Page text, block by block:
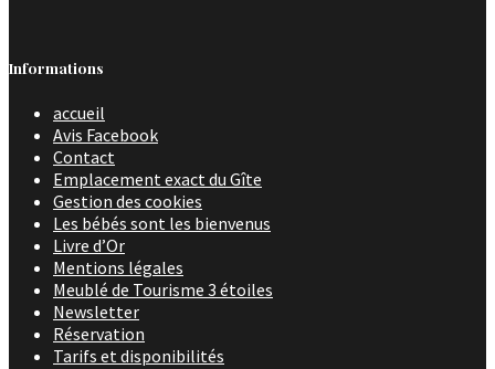
Informations
accueil
Avis Facebook
Contact
Emplacement exact du Gîte
Gestion des cookies
Les bébés sont les bienvenus
Livre d’Or
Mentions légales
Meublé de Tourisme 3 étoiles
Newsletter
Réservation
Tarifs et disponibilités